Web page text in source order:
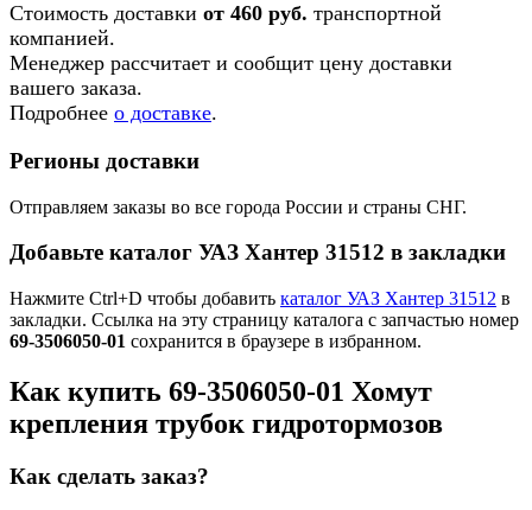
Стоимость доставки от 460 руб. транспортной
компанией.
Менеджер рассчитает и сообщит цену доставки
вашего заказа.
Подробнее о доставке.
Регионы доставки
Отправляем заказы во все города России и страны СНГ.
Добавьте каталог УАЗ Хантер 31512 в закладки
Нажмите Ctrl+D чтобы добавить каталог УАЗ Хантер 31512 в
закладки. Ссылка на эту страницу каталога с запчастью номер
69-3506050-01 сохранится в браузере в избранном.
Как купить 69-3506050-01 Хомут
крепления трубок гидротормозов
Как сделать заказ?